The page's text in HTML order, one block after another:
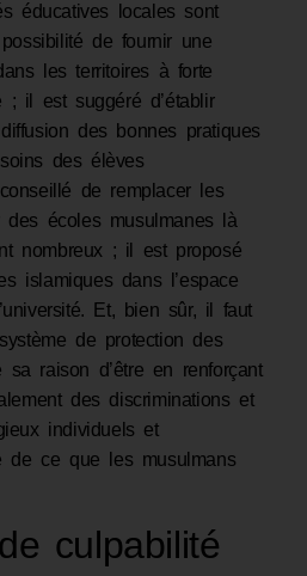
éducatives locales sont
de fournir une
les territoires à forte
; il est suggéré d’établir
des bonnes pratiques
des élèves
de remplacer les
des écoles musulmanes là
nombreux ; il est proposé
islamiques dans l’espace
Et, bien sûr, il faut
de protection des
sa raison d’être en renforçant
des discriminations et
individuels et
de ce que les musulmans
culpabilité